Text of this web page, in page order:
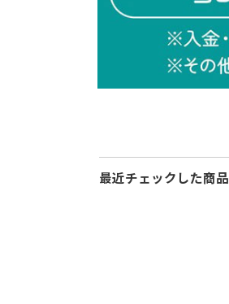
最近チェックした商品